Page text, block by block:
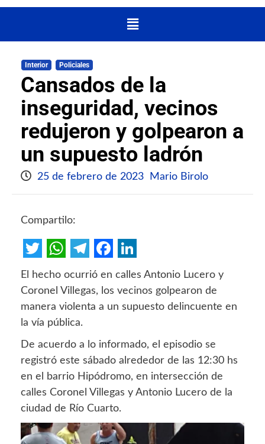
Interior Policiales
Cansados de la
inseguridad, vecinos
redujeron y golpearon a
un supuesto ladrón
25 de febrero de 2023 Mario Birolo
Compartilo:
TwitterWhatsApp
Telegram
Facebook
LinkedIn
El hecho ocurrió en calles Antonio Lucero y
Coronel Villegas, los vecinos golpearon de
manera violenta a un supuesto delincuente en
la vía pública.
De acuerdo a lo informado, el episodio se
registró este sábado alrededor de las 12:30 hs
en el barrio Hipódromo, en intersección de
calles Coronel Villegas y Antonio Lucero de la
ciudad de Río Cuarto.